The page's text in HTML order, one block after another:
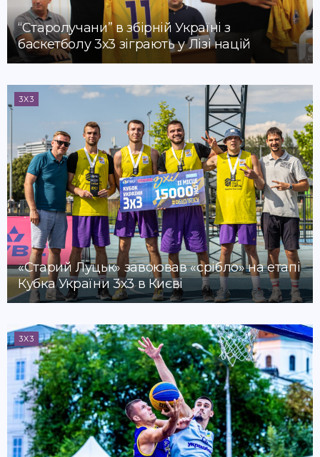
“Старолучани” в збірній Україні з
баскетболу 3х3 зіграють у Лізі націй
3X3
«Старий Луцьк» завоював «срібло» на етапі
Кубка України 3х3 в Києві
3X3